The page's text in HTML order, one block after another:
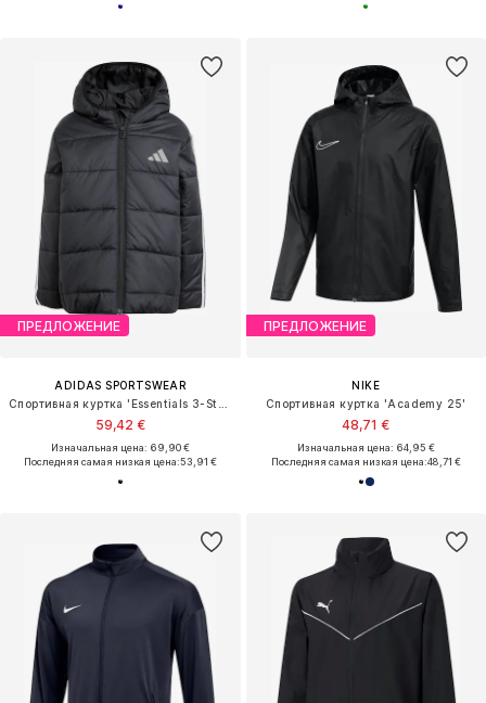
ПРЕДЛОЖЕНИЕ
ADIDAS SPORTSWEAR
59,42 €
Изначальная цена: 69,90 €
Последняя самая низкая цена:53,91 €
ПРЕДЛОЖЕНИЕ
NIKE
Спортивная куртка 'Academy 25'
48,71 €
Изначальная цена: 64,95 €
Последняя самая низкая цена:48,71 €